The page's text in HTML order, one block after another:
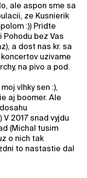
ale aspon sme sa
ze Kusnierik
:)) Pridte
bez Vas
a dost nas kr. sa
uzivame
na pivo a pod.
vlhky sen :),
aj boomer. Ale
2017 snad vyjdu
(Michal tusim
o nich tak
to nastastie dal